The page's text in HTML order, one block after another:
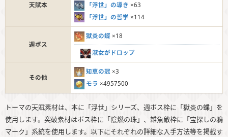
天賦本
「浮世」の導き ×63
「浮世」の哲学 ×114
週ボス
獄炎の蝶 ×18
淑女がドロップ
その他
知恵の冠 ×3
モラ ×4957500
トーマの天賦素材は、本に「浮世」シリーズ、週ボス枠に「獄炎の蝶」を
使用します。突破素材はボス枠に「陰燃の珠」、雑魚敵枠に「宝探しの鴉
マーク」系統を使用します。以下にそれぞれの詳細な入手方法等を掲載す